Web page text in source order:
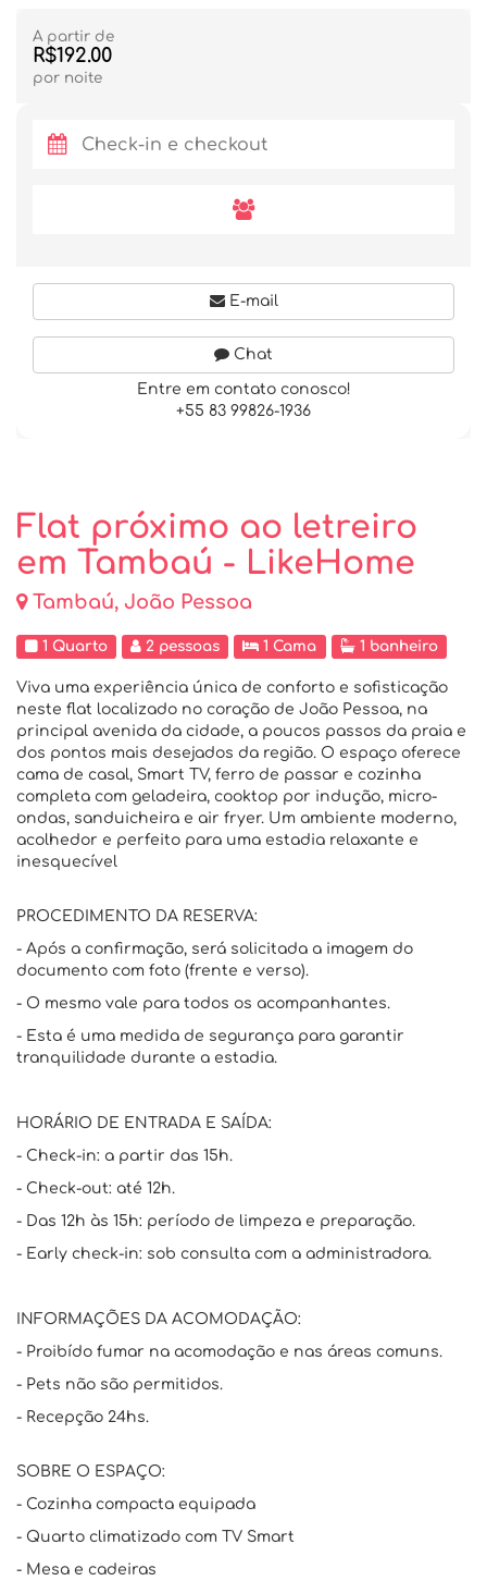
Flat próximo ao letreiro
em Tambaú - LikeHome
Tambaú, João Pessoa
1 Quarto 2 pessoas 1 Cama 1 banheiro
Viva uma experiência única de conforto e sofisticação
neste flat localizado no coração de João Pessoa, na
principal avenida da cidade, a poucos passos da praia e
dos pontos mais desejados da região. O espaço oferece
cama de casal, Smart TV, ferro de passar e cozinha
completa com geladeira, cooktop por indução, micro-
ondas, sanduicheira e air fryer. Um ambiente moderno,
acolhedor e perfeito para uma estadia relaxante e
inesquecível
PROCEDIMENTO DA RESERVA:
- Após a confirmação, será solicitada a imagem do
documento com foto (frente e verso).
- O mesmo vale para todos os acompanhantes.
- Esta é uma medida de segurança para garantir
tranquilidade durante a estadia.
HORÁRIO DE ENTRADA E SAÍDA:
- Check-in: a partir das 15h.
- Check-out: até 12h.
- Das 12h às 15h: período de limpeza e preparação.
- Early check-in: sob consulta com a administradora.
INFORMAÇÕES DA ACOMODAÇÃO:
- Proibído fumar na acomodação e nas áreas comuns.
- Pets não são permitidos.
- Recepção 24hs.
SOBRE O ESPAÇO:
- Cozinha compacta equipada
- Quarto climatizado com TV Smart
- Mesa e cadeiras
A partir de
R$192.00
por noite
E-mail
Chat
Entre em contato conosco!
+55 83 99826-1936